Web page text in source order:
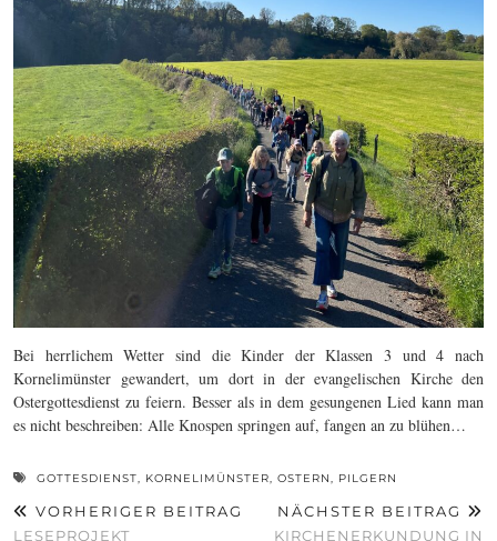
Bei herrlichem Wetter sind die Kinder der Klassen 3 und 4 nach
Kornelimünster gewandert, um dort in der evangelischen Kirche den
Ostergottesdienst zu feiern. Besser als in dem gesungenen Lied kann man
es nicht beschreiben: Alle Knospen springen auf, fangen an zu blühen…
GOTTESDIENST KORNELIMÜNSTER OSTERN PILGERN
VORHERIGER BEITRAG
LESEPROJEKT
NÄCHSTER BEITRAG
KIRCHENERKUNDUNG IN